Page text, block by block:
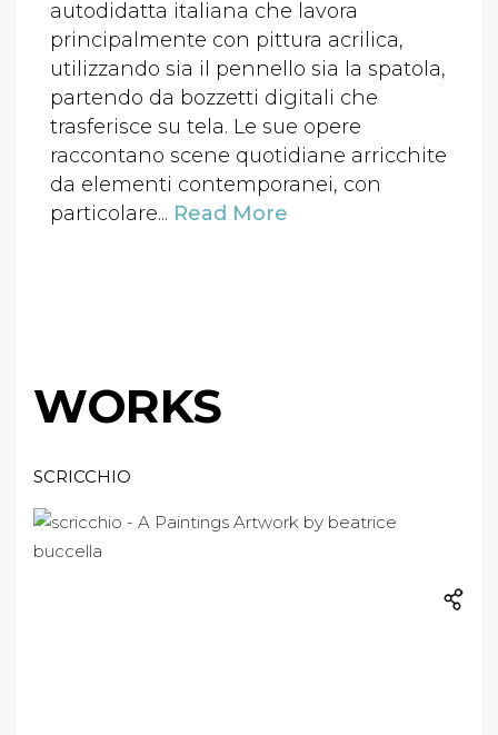
autodidatta italiana che lavora
principalmente con pittura acrilica,
utilizzando sia il pennello sia la spatola,
partendo da bozzetti digitali che
trasferisce su tela. Le sue opere
raccontano scene quotidiane arricchite
da elementi contemporanei, con
particolare... Read More
WORKS
SCRICCHIO